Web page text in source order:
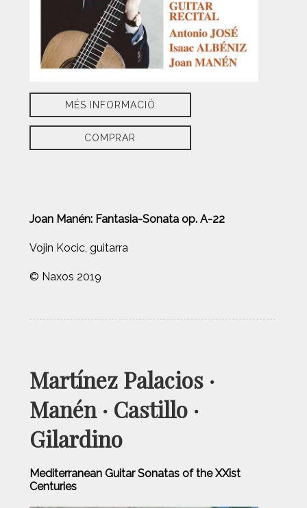
MÉS INFORMACIÓ
COMPRAR
Joan Manén: Fantasia-Sonata op. A-22
Vojin Kocic, guitarra
© Naxos 2019
Martínez Palacios ·
Manén · Castillo ·
Gilardino
Mediterranean Guitar Sonatas of the XXist
Centuries